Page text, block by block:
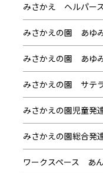
みさかえ ヘルパー
みさかえの園 あゆ
みさかえの園 あゆ
みさかえの園 サテ
みさかえの園児童発
みさかえの園総合発
ワークスペース あん